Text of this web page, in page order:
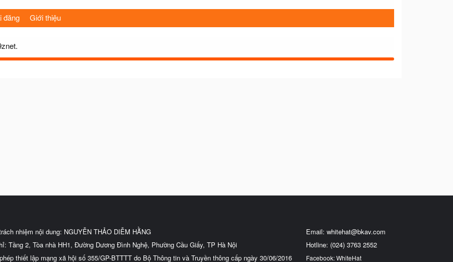
đăng Giới thiệu
nhiệm nội dung: NGUYỄN THẢO DIỄM HẰNG
Tầng 2, Tòa nhà HH1, Đường Dương Đình Nghệ, Phường Cầu Giấy, TP Hà Nội
thiết lập mạng xã hội số 355/GP-BTTTT do Bộ Thông tin và Truyền thông cấp ngày 30/06/2016
Email: whitehat@bkav.com
Hotline: (024) 3763 2552
Facebook: WhiteHat